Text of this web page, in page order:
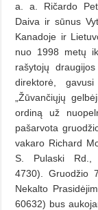
a. a. Ričardo
Daiva ir sūnus
Kanadoje ir
nuo 1998 metų
rašytojų
direktorė,
„Žūvančiųjų
ordiną už
pašarvota
vakaro Richard
S. Pulaski Rd.,
4730). Gruodžio
Nekalto
60632) bus